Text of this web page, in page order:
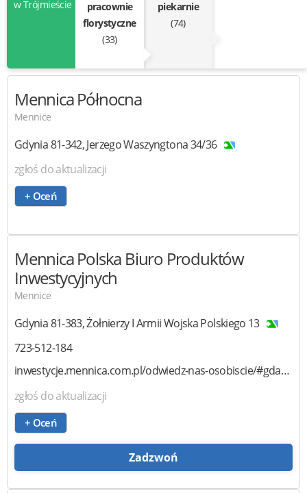
w Trójmieście
pracownie
florystyczne
(33)
piekarnie
(74)
Mennica Północna
Mennice
Gdynia81-342,Jerzego Waszyngtona 34/36
zgłoś do aktualizacji
+ Oceń
Mennica Polska Biuro Produktów
Inwestycyjnych
Mennice
Gdynia81-383,Żołnierzy I Armii Wojska Polskiego 13
723-512-184
inwestycje.mennica.com.pl/odwiedz-nas-osobiscie/#gdansk
zgłoś do aktualizacji
+ Oceń
Zadzwoń